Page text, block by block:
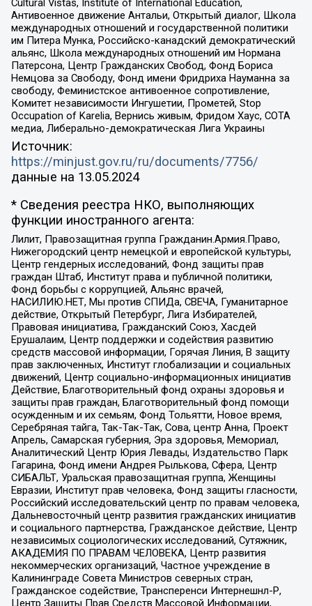
Cultural Vistas, Institute of International Education,
Антивоенное движение Антальи, Открытый диалог, Школа
международных отношений и государственной политики
им Питера Мунка, Российско-канадский демократический
альянс, Школа международных отношений им Нормана
Патерсона, Центр Гражданских Свобод, Фонд Бориса
Немцова за Свободу, Фонд имени Фридриха Науманна за
свободу, Феминистское антивоенное сопротивление,
Комитет независимости Ингушетии, Прометей, Stop
Occupation of Karelia, Вернись живым, Фридом Хаус, СОТА
медиа, Либерально-демократическая Лига Украины
Источник:
https://minjust.gov.ru/ru/documents/7756/
данные на 13.05.2024
* Сведения реестра НКО, выполняющих
функции иностранного агента:
Лилит, Правозащитная группа Гражданин.Армия.Право,
Нижегородский центр немецкой и европейской культуры,
Центр гендерных исследований, Фонд защиты прав
граждан Штаб, Институт права и публичной политики,
Фонд борьбы с коррупцией, Альянс врачей,
НАСИЛИЮ.НЕТ, Мы против СПИДа, СВЕЧА, Гуманитарное
действие, Открытый Петербург, Лига Избирателей,
Правовая инициатива, Гражданский Союз, Хасдей
Ерушалаим, Центр поддержки и содействия развитию
средств массовой информации, Горячая Линия, В защиту
прав заключенных, Институт глобализации и социальных
движений, Центр социально-информационных инициатив
Действие, Благотворительный фонд охраны здоровья и
защиты прав граждан, Благотворительный фонд помощи
осужденным и их семьям, Фонд Тольятти, Новое время,
Серебряная тайга, Так-Так-Так, Сова, центр Анна, Проект
Апрель, Самарская губерния, Эра здоровья, Мемориал,
Аналитический Центр Юрия Левады, Издательство Парк
Гагарина, Фонд имени Андрея Рылькова, Сфера, Центр
СИБАЛЬТ, Уральская правозащитная группа, Женщины
Евразии, Институт прав человека, Фонд защиты гласности,
Российский исследовательский центр по правам человека,
Дальневосточный центр развития гражданских инициатив
и социального партнерства, Гражданское действие, Центр
независимых социологических исследований, Сутяжник,
АКАДЕМИЯ ПО ПРАВАМ ЧЕЛОВЕКА, Центр развития
некоммерческих организаций, Частное учреждение в
Калининграде Совета Министров северных стран,
Гражданское содействие, Трансперенси Интернешнл-Р,